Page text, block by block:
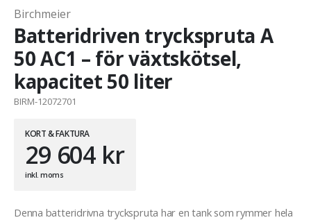
Birchmeier
Batteridriven tryckspruta A
50 AC1 – för växtskötsel,
kapacitet 50 liter
BIRM-12072701
KORT & FAKTURA
29 604 kr
inkl. moms
Denna batteridrivna tryckspruta har en tank som rymmer hela